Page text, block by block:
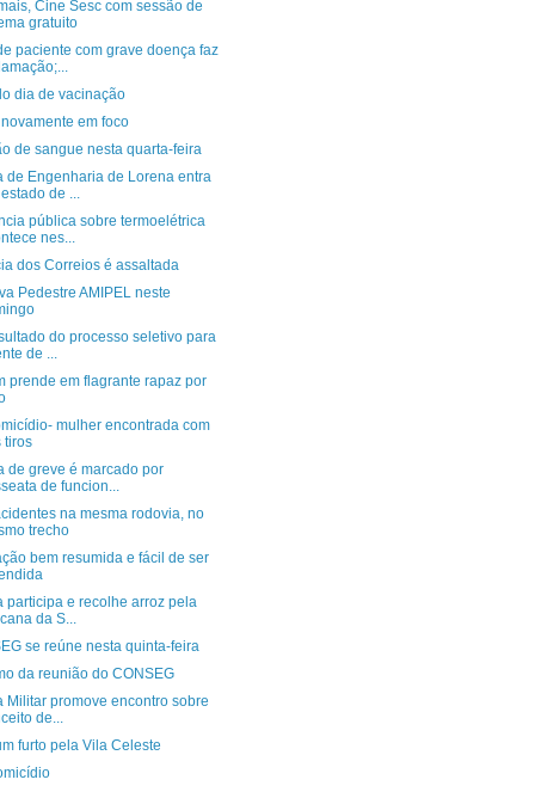
Cine Sesc com sessão de
gratuito
paciente com grave doença faz
dia de vacinação
em foco
de sangue nesta quarta-feira
de Engenharia de Lorena entra
de ...
pública sobre termoelétrica
nes...
dos Correios é assaltada
Pedestre AMIPEL neste
do processo seletivo para
de ...
prende em flagrante rapaz por
mulher encontrada com
tiros
de greve é marcado por
de funcion...
na mesma rodovia, no
trecho
bem resumida e fácil de ser
participa e recolhe arroz pela
da S...
se reúne nesta quinta-feira
da reunião do CONSEG
Militar promove encontro sobre
de...
furto pela Vila Celeste